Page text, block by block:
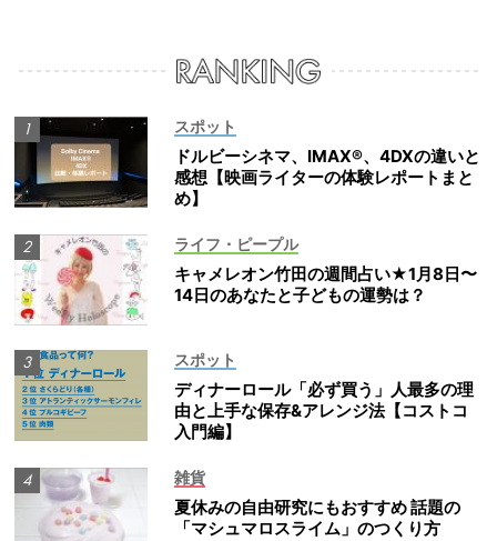
スポット
ドルビーシネマ、IMAX®、4DXの違いと
感想【映画ライターの体験レポートまと
め】
ライフ・ピープル
キャメレオン竹田の週間占い★1月8日〜
14日のあなたと子どもの運勢は？
スポット
ディナーロール「必ず買う」人最多の理
由と上手な保存&アレンジ法【コストコ
入門編】
雑貨
夏休みの自由研究にもおすすめ 話題の
「マシュマロスライム」のつくり方